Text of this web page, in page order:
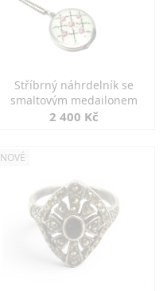
Stříbrný náhrdelník se
smaltovým medailonem
2 400 Kč
NOVÉ